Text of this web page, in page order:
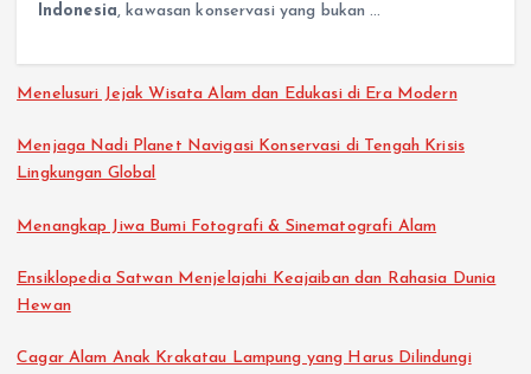
Indonesia, kawasan konservasi yang bukan …
Menelusuri Jejak Wisata Alam dan Edukasi di Era Modern
Menjaga Nadi Planet Navigasi Konservasi di Tengah Krisis
Lingkungan Global
Menangkap Jiwa Bumi Fotografi & Sinematografi Alam
Ensiklopedia Satwan Menjelajahi Keajaiban dan Rahasia Dunia
Hewan
Cagar Alam Anak Krakatau Lampung yang Harus Dilindungi